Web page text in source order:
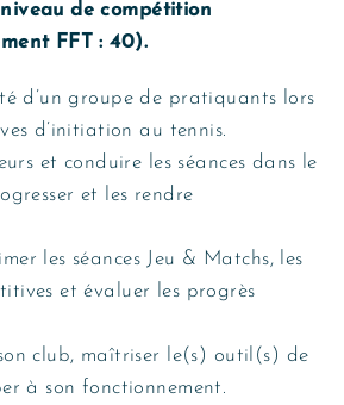
de compétition
FFT : 40).
d’un groupe de pratiquants lors
d’initiation au tennis.
et conduire les séances dans le
et les rendre
les séances Jeu & Matchs, les
et évaluer les progrès
club, maîtriser le(s) outil(s) de
à son fonctionnement.